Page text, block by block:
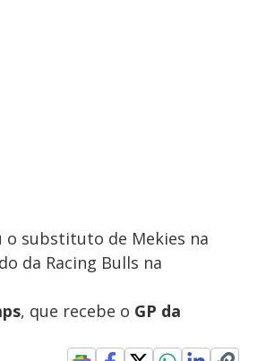
o substituto de Mekies na
da Racing Bulls na
, que recebe o GP da